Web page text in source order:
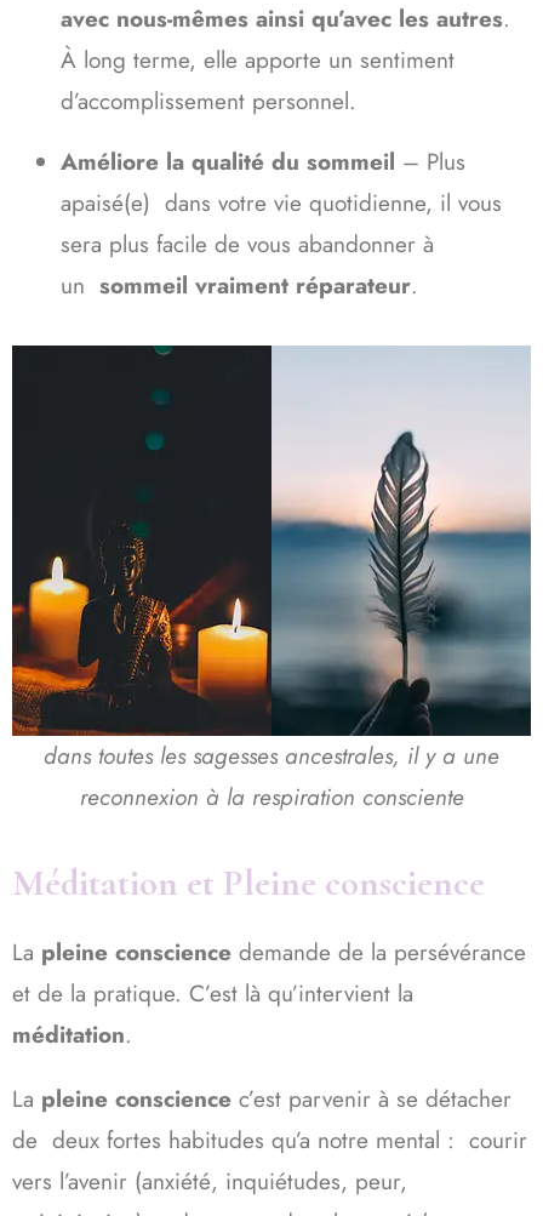
avec nous-mêmes ainsi qu’avec les autres.
À long terme, elle apporte un sentiment
d’accomplissement personnel.
Améliore la qualité du sommeil – Plus
apaisé(e) dans votre vie quotidienne, il vous
sera plus facile de vous abandonner à
un sommeil vraiment réparateur.
dans toutes les sagesses ancestrales, il y a une
reconnexion à la respiration consciente
Méditation et Pleine conscience
La pleine conscience demande de la persévérance
et de la pratique. C’est là qu’intervient la
méditation.
La pleine conscience c’est parvenir à se détacher
de deux fortes habitudes qu’a notre mental : courir
vers l’avenir (anxiété, inquiétudes, peur,